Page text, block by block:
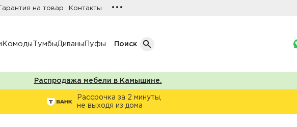
Гарантия на товар Контакты •••
Комоды ТумбыДиваны Пуфы Поиск
Кол-во дверей
Распродажа мебели в Камышине.
Рассрочка за 2 минуты,
не выходя из дома